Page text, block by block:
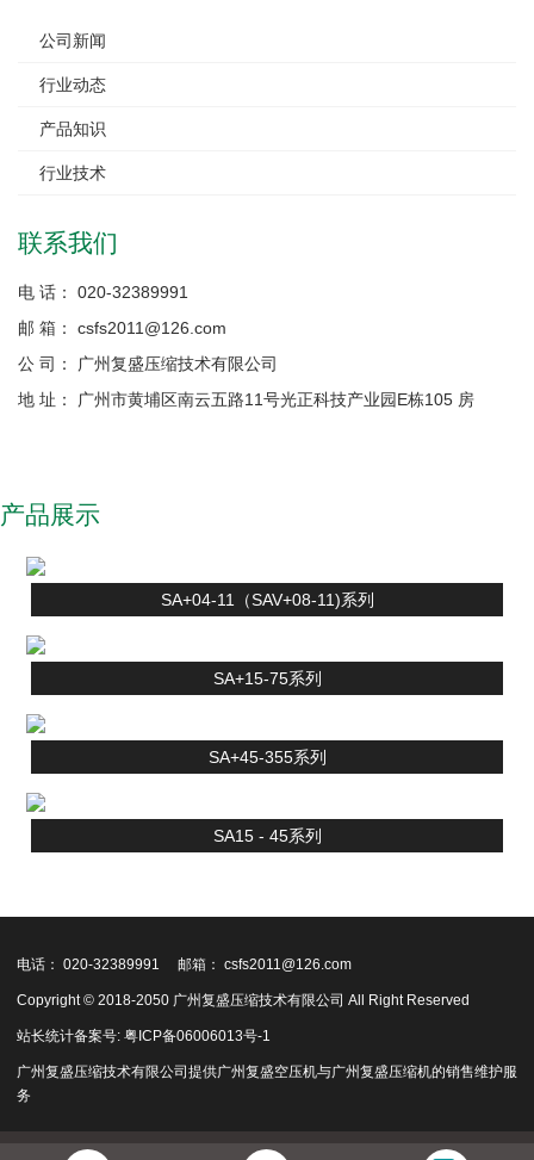
公司新闻
行业动态
产品知识
行业技术
联系我们
电 话： 020-32389991
邮 箱： csfs2011@126.com
公 司： 广州复盛压缩技术有限公司
地 址： 广州市黄埔区南云五路11号光正科技产业园E栋105 房
产品展示
SA+04-11（SAV+08-11)系列
SA+15-75系列
SA+45-355系列
SA15 - 45系列
电话： 020-32389991 邮箱： csfs2011@126.com
Copyright © 2018-2050 广州复盛压缩技术有限公司 All Right Reserved
站长统计备案号:粤ICP备06006013号-1
广州复盛压缩技术有限公司提供广州复盛空压机与广州复盛压缩机的销售维护服
务